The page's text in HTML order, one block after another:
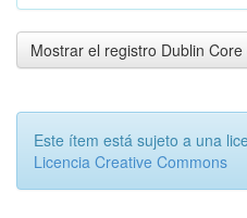
Mostrar el registro Dublin
Este ítem está sujeto a una
Licencia Creative Commons